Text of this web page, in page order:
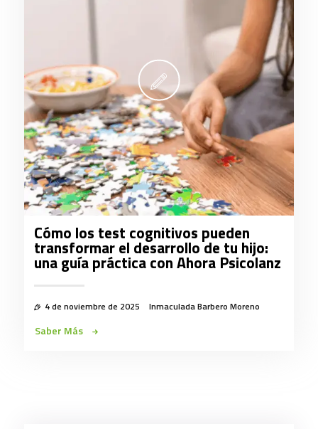
Cómo los test cognitivos pueden
transformar el desarrollo de tu hijo:
una guía práctica con Ahora Psicolanz
4 de noviembre de 2025 Inmaculada Barbero Moreno
Saber Más